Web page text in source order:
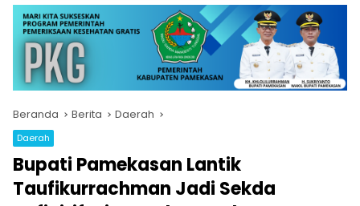
Beranda Berita Daerah
Daerah
Bupati Pamekasan Lantik
Taufikurrachman Jadi Sekda